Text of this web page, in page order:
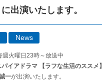
出演いたします。
News
火曜日23時～放送中
イアドラマ
【ラフな生活のススメ】
一が出演いたします。